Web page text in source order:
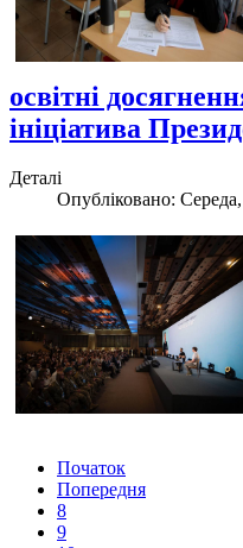
освітні
ініціатива
Деталі
Опубліковано:
Початок
Попередня
8
9